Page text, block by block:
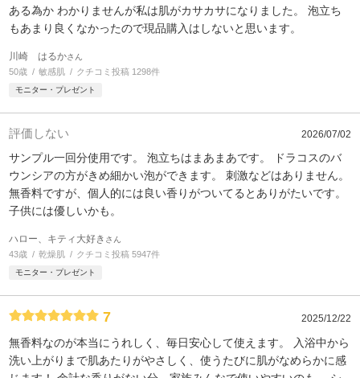
ある為か わかりませんが私は肌がカサカサになりました。 泡立ち
もあまり良くなかったので現品購入はしないと思います。
川崎 はるかさん
50歳 敏感肌 クチコミ投稿 1298件
モニター・プレゼント
評価しない 2026/07/02
サンプル一回分使用です。 泡立ちはまあまあです。 ドラコスのバ
ウンシアの方がきめ細かい泡ができます。 刺激などはありません。
無香料ですが、個人的には良い香りがついてるとありがたいです。
子供には優しいかも。
ハロー、キティ大好き さん
43歳 乾燥肌 クチコミ投稿 5947件
モニター・プレゼント
7 2025/12/22
無香料なのが本当にうれしく、毎日安心して使えます。 入浴中から
洗い上がりまで肌あたりがやさしく、使うたびに肌がなめらかに感